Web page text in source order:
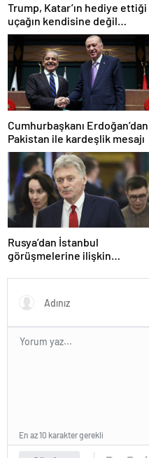
Trump, Katar’ın hediye ettiği
uçağın kendisine değil
Pentagon’a verileceğini
açıkladı
Cumhurbaşkanı Erdoğan’dan
Pakistan ile kardeşlik mesajı
Rusya’dan İstanbul
görüşmelerine ilişkin
En az 10 karakter gerekli